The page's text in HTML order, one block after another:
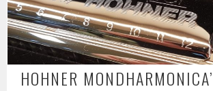
HOHNER